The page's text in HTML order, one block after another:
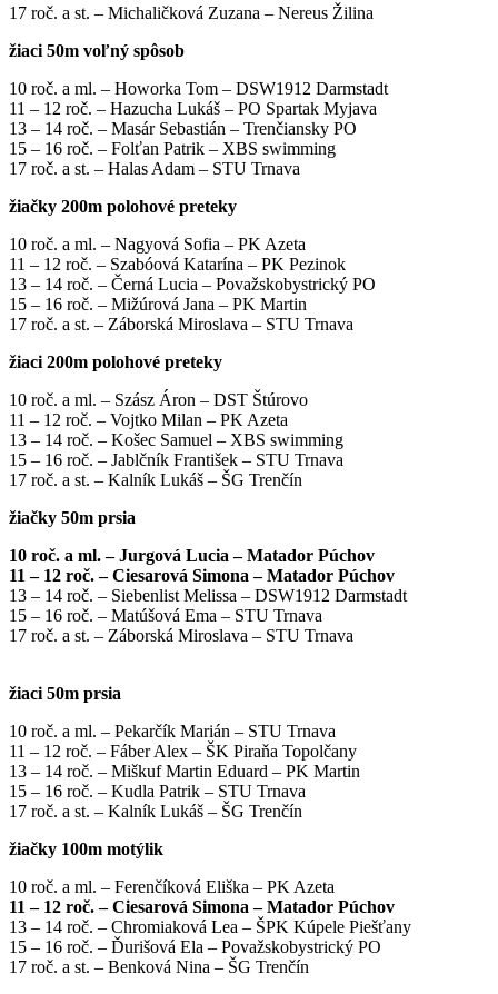
17 roč. a st. – Michaličková Zuzana – Nereus Žilina
žiaci 50m voľný spôsob
10 roč. a ml. – Howorka Tom – DSW1912 Darmstadt
11 – 12 roč. – Hazucha Lukáš – PO Spartak Myjava
13 – 14 roč. – Masár Sebastián – Trenčiansky PO
15 – 16 roč. – Folťan Patrik – XBS swimming
17 roč. a st. – Halas Adam – STU Trnava
žiačky 200m polohové preteky
10 roč. a ml. – Nagyová Sofia – PK Azeta
11 – 12 roč. – Szabóová Katarína – PK Pezinok
13 – 14 roč. – Černá Lucia – Považskobystrický PO
15 – 16 roč. – Mižúrová Jana – PK Martin
17 roč. a st. – Záborská Miroslava – STU Trnava
žiaci 200m polohové preteky
10 roč. a ml. – Szász Áron – DST Štúrovo
11 – 12 roč. – Vojtko Milan – PK Azeta
13 – 14 roč. – Košec Samuel – XBS swimming
15 – 16 roč. – Jablčník František – STU Trnava
17 roč. a st. – Kalník Lukáš – ŠG Trenčín
žiačky 50m prsia
10 roč. a ml. – Jurgová Lucia – Matador Púchov
11 – 12 roč. – Ciesarová Simona – Matador Púchov
13 – 14 roč. – Siebenlist Melissa – DSW1912 Darmstadt
15 – 16 roč. – Matúšová Ema – STU Trnava
17 roč. a st. – Záborská Miroslava – STU Trnava
žiaci 50m prsia
10 roč. a ml. – Pekarčík Marián – STU Trnava
11 – 12 roč. – Fáber Alex – ŠK Piraňa Topolčany
13 – 14 roč. – Miškuf Martin Eduard – PK Martin
15 – 16 roč. – Kudla Patrik – STU Trnava
17 roč. a st. – Kalník Lukáš – ŠG Trenčín
žiačky 100m motýlik
10 roč. a ml. – Ferenčíková Eliška – PK Azeta
11 – 12 roč. – Ciesarová Simona – Matador Púchov
13 – 14 roč. – Chromiaková Lea – ŠPK Kúpele Piešťany
15 – 16 roč. – Ďurišová Ela – Považskobystrický PO
17 roč. a st. – Benková Nina – ŠG Trenčín